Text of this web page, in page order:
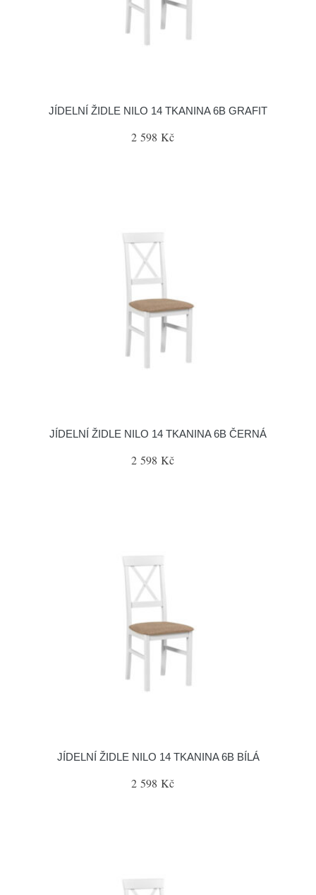
JÍDELNÍ ŽIDLE NILO 14 TKANINA 6B GRAFIT
2 598 Kč
JÍDELNÍ ŽIDLE NILO 14 TKANINA 6B ČERNÁ
2 598 Kč
JÍDELNÍ ŽIDLE NILO 14 TKANINA 6B BÍLÁ
2 598 Kč